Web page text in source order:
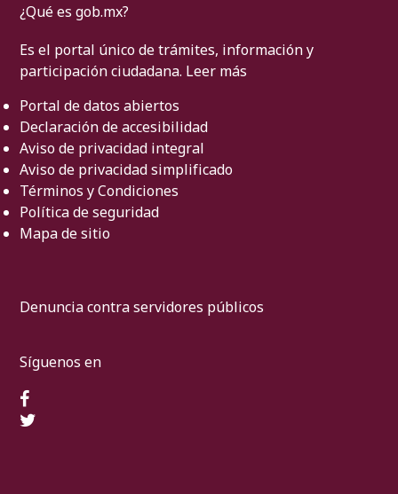
¿Qué es gob.mx?
Es el portal único de trámites, información y
participación ciudadana. Leer más
Portal de datos abiertos
Declaración de accesibilidad
Aviso de privacidad integral
Aviso de privacidad simplificado
Términos y Condiciones
Política de seguridad
Mapa de sitio
Denuncia contra servidores públicos
Síguenos en